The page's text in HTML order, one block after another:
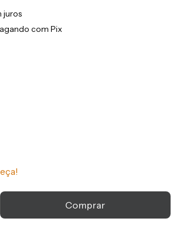
juros
com Pix